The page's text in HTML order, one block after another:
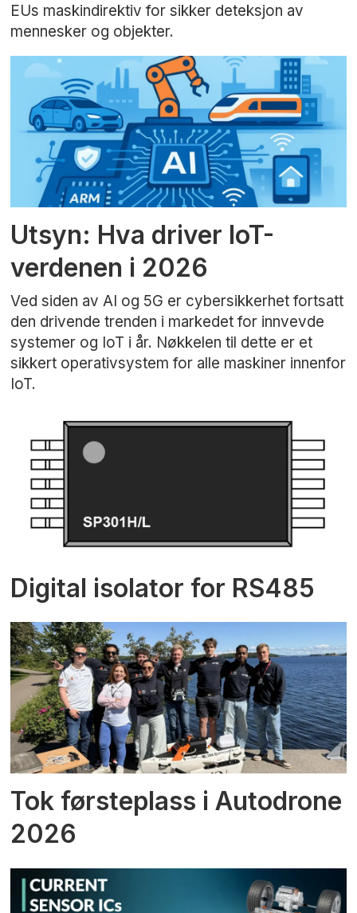
EUs maskindirektiv for sikker deteksjon av
mennesker og objekter.
Utsyn: Hva driver IoT-
verdenen i 2026
Ved siden av AI og 5G er cybersikkerhet fortsatt
den drivende trenden i markedet for innvevde
systemer og IoT i år. Nøkkelen til dette er et
sikkert operativsystem for alle maskiner innenfor
IoT.
Digital isolator for RS485
Tok førsteplass i Autodrone
2026